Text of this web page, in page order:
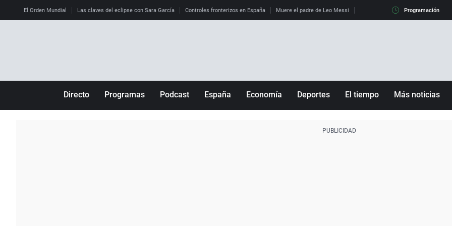
El Orden Mundial Las claves del eclipse con Sara García Controles fronterizos en España Muere el padre de Leo Messi La diferencia entre observar el
Programación
Directo Programas Podcast España Economía Deportes El tiempo Más noticias